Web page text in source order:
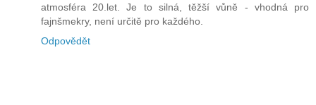
atmosféra 20.let. Je to silná, těžší vůně - vhodná pro
fajnšmekry, není určitě pro každého.
Odpovědět